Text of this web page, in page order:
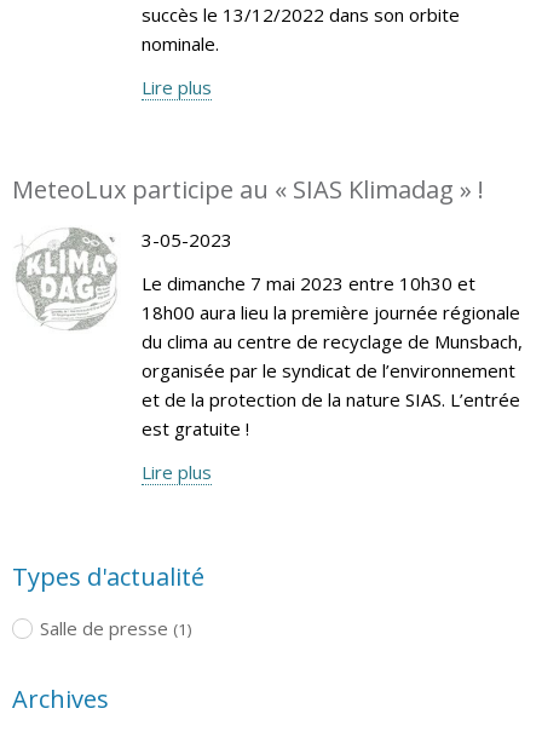
succès le 13/12/2022 dans son orbite
nominale.
Lire plus
MeteoLux participe au « SIAS Klimadag » !
3-05-2023
Le dimanche 7 mai 2023 entre 10h30 et
18h00 aura lieu la première journée régionale
du clima au centre de recyclage de Munsbach,
organisée par le syndicat de l’environnement
et de la protection de la nature SIAS. L’entrée
est gratuite !
Lire plus
Types d'actualité
Salle de presse (1)
Archives